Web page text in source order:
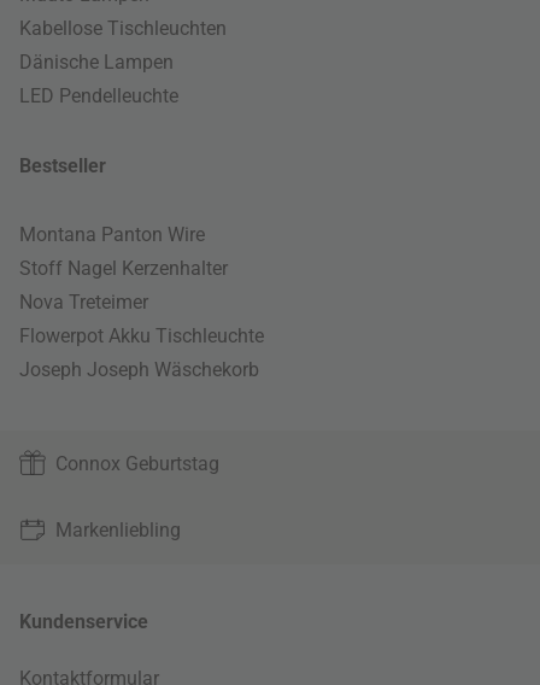
Kabellose Tischleuchten
Dänische Lampen
LED Pendelleuchte
Bestseller
Montana Panton Wire
Stoff Nagel Kerzenhalter
Nova Treteimer
Flowerpot Akku Tischleuchte
Joseph Joseph Wäschekorb
Connox Geburtstag
Markenliebling
Kundenservice
Kontaktformular